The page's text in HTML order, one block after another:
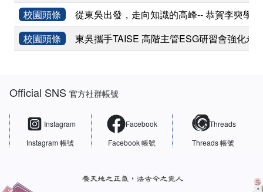
校園頭條
從東吳出發，走向知識的高峰-- 恭賀李奭學
校園頭條
東吳攜手TAISE 高階主管ESG研習會強化永
Official SNS官方社群帳號
Instagram
Instagram 帳號
Facebook
Facebook 帳號
Threads
Threads 帳號